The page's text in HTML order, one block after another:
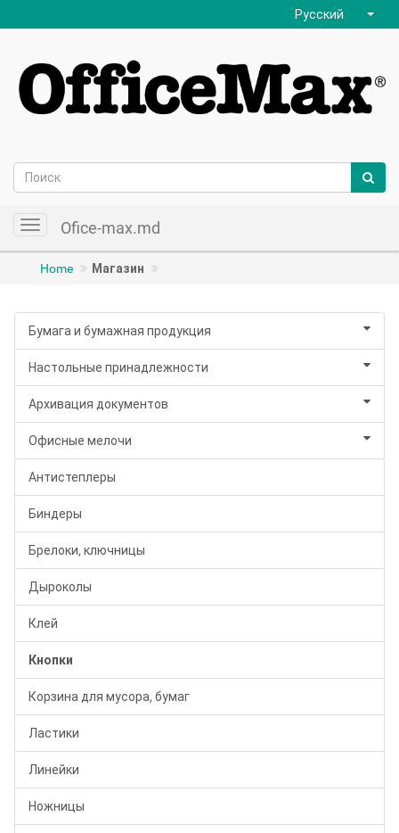
Русский
ToggleOfice-max.md
Home Магазин
Бумага и бумажная продукция
Настольные принадлежности
Архивация документов
Офисные мелочи
Антистеплеры
Биндеры
Брелоки, ключницы
Дыроколы
Клей
Кнопки
Корзина для мусора, бумаг
Ластики
Линейки
Ножницы